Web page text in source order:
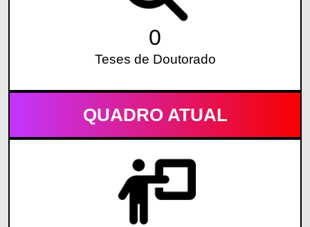
0
Teses de Doutorado
QUADRO ATUAL